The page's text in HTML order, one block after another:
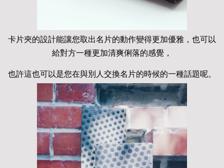
卡片夾的設計能讓您取出名片的動作變得更加優雅，也可以
給對方一種更加清爽俐落的感覺，
也許這也可以是您在與別人交換名片的時候的一種話題呢。